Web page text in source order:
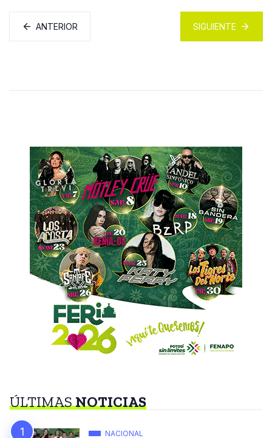
ANTERIOR SIGUIENTE
ÚLTIMASNOTICIAS
NACIONAL